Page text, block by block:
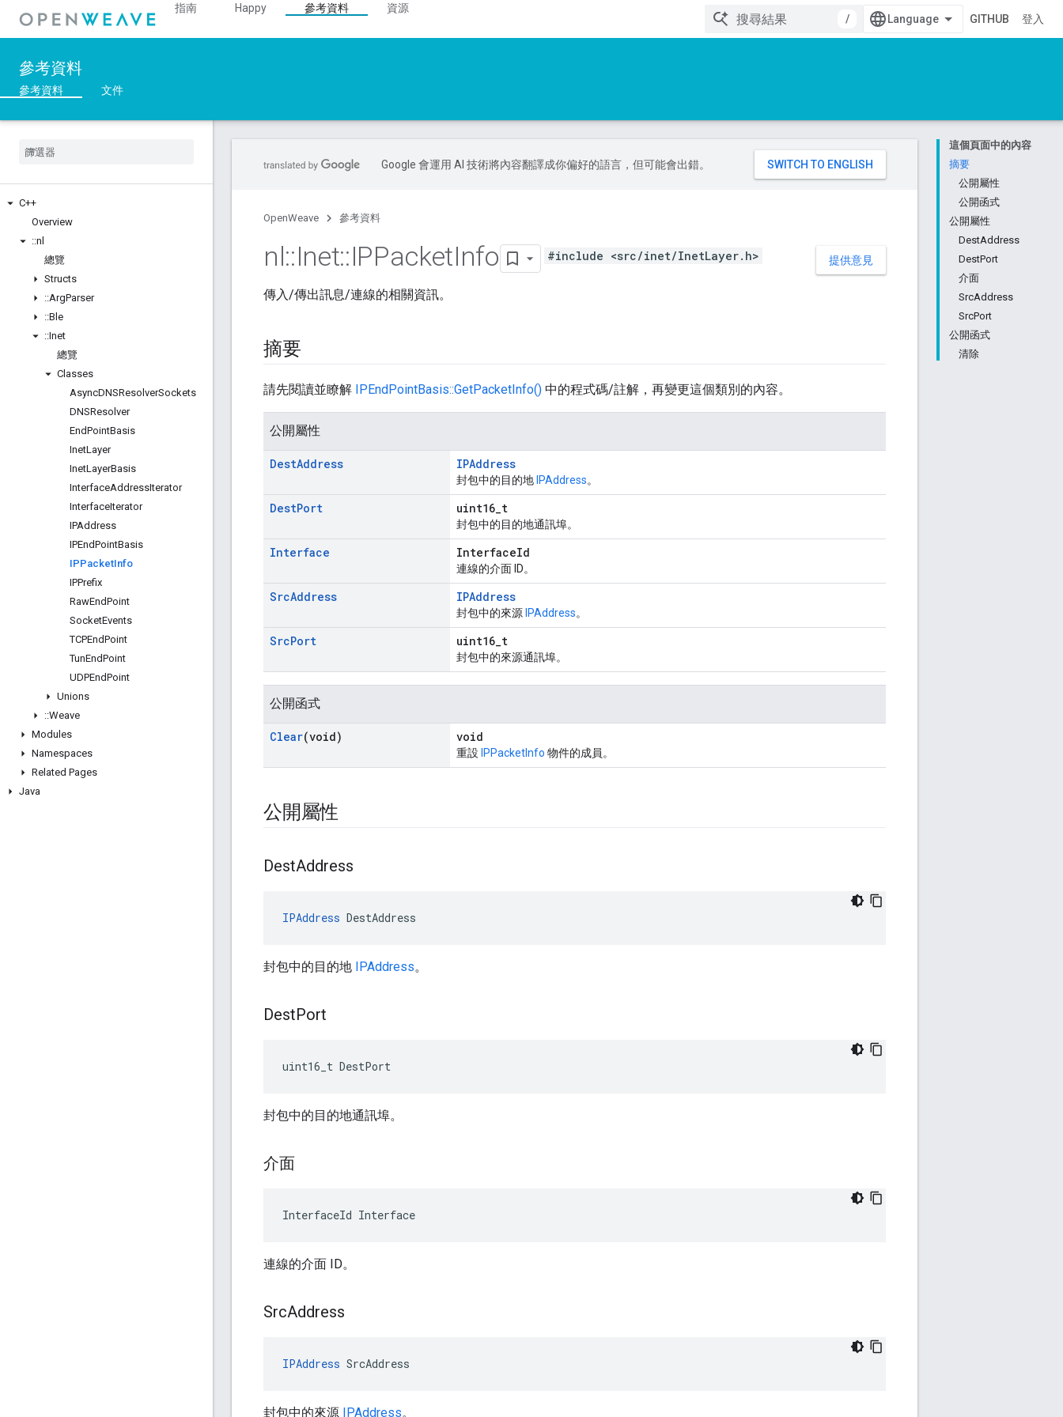
指南 Happy 參考資料
資源
/
GITHUB 登入
參考資料
參考資料 文件
C++
Overview
::nl
總覽
Structs
::ArgParser
::Ble
::Inet
總覽
Classes
AsyncDNSResolverSockets
DNSResolver
EndPointBasis
InetLayer
InetLayerBasis
InterfaceAddressIterator
InterfaceIterator
IPAddress
IPEndPointBasis
IPPacketInfo
IPPrefix
RawEndPoint
SocketEvents
TCPEndPoint
TunEndPoint
UDPEndPoint
Unions
::Weave
Modules
Namespaces
Related Pages
Java
這個頁面中的內容
摘要
公開屬性
公開函式
公開屬性
DestAddress
DestPort
介面
SrcAddress
SrcPort
公開函式
清除
Google 會運用 AI 技術將內容翻譯成你偏好的語言，但可能會出錯。
OpenWeave 參考資料
提供意見
nl::Inet::IPPacketInfo #include <src/inet/InetLayer.h>
傳入/傳出訊息/連線的相關資訊。
摘要
請先閱讀並瞭解 IPEndPointBasis::GetPacketInfo() 中的程式碼/註解，再變更這個類別的內容。
公開屬性
DestAddress IPAddress
封包中的目的地 IPAddress。
DestPort uint16_t
封包中的目的地通訊埠。
Interface InterfaceId
連線的介面 ID。
SrcAddress IPAddress
封包中的來源 IPAddress。
SrcPort uint16_t
封包中的來源通訊埠。
公開函式
Clear(void) void
重設 IPPacketInfo 物件的成員。
公開屬性
DestAddress
IPAddress DestAddress
封包中的目的地 IPAddress。
DestPort
uint16_t DestPort
封包中的目的地通訊埠。
介面
InterfaceId Interface
連線的介面 ID。
SrcAddress
IPAddress SrcAddress
封包中的來源 IPAddress。